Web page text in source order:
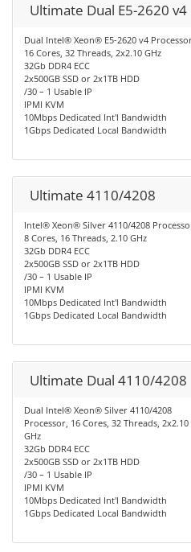
Ultimate Dual E5-2620 v4
Dual Intel® Xeon® E5-2620 v4
16 Cores, 32 Threads, 2x2.10 GHz
32Gb DDR4 ECC
2x500GB SSD or 2x1TB HDD
/30 – 1 Usable IP
IPMI KVM
10Mbps Dedicated Int'l Bandwidth
1Gbps Dedicated Local Bandwidth
Ultimate 4110/4208
Intel® Xeon® Silver 4110/4208
8 Cores, 16 Threads, 2.10 GHz
32Gb DDR4 ECC
2x500GB SSD or 2x1TB HDD
/30 – 1 Usable IP
IPMI KVM
10Mbps Dedicated Int'l Bandwidth
1Gbps Dedicated Local Bandwidth
Ultimate Dual 4110/4208
Dual Intel® Xeon® Silver 4110/4208
Processor, 16 Cores, 32 Threads, 2x2.10
GHz
32Gb DDR4 ECC
2x500GB SSD or 2x1TB HDD
/30 – 1 Usable IP
IPMI KVM
10Mbps Dedicated Int'l Bandwidth
1Gbps Dedicated Local Bandwidth